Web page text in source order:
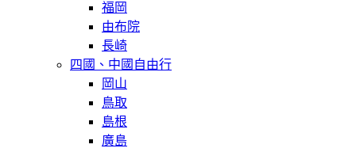
福岡
由布院
長崎
四國、中國自由行
岡山
鳥取
島根
廣島